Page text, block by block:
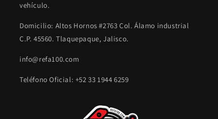
vehículo.
Domicilio: Altos Hornos #2763 Col. Álamo industrial
C.P. 45560. Tlaquepaque, Jalisco.
info@refa100.com
Teléfono Oficial: +52 33 1944 6259